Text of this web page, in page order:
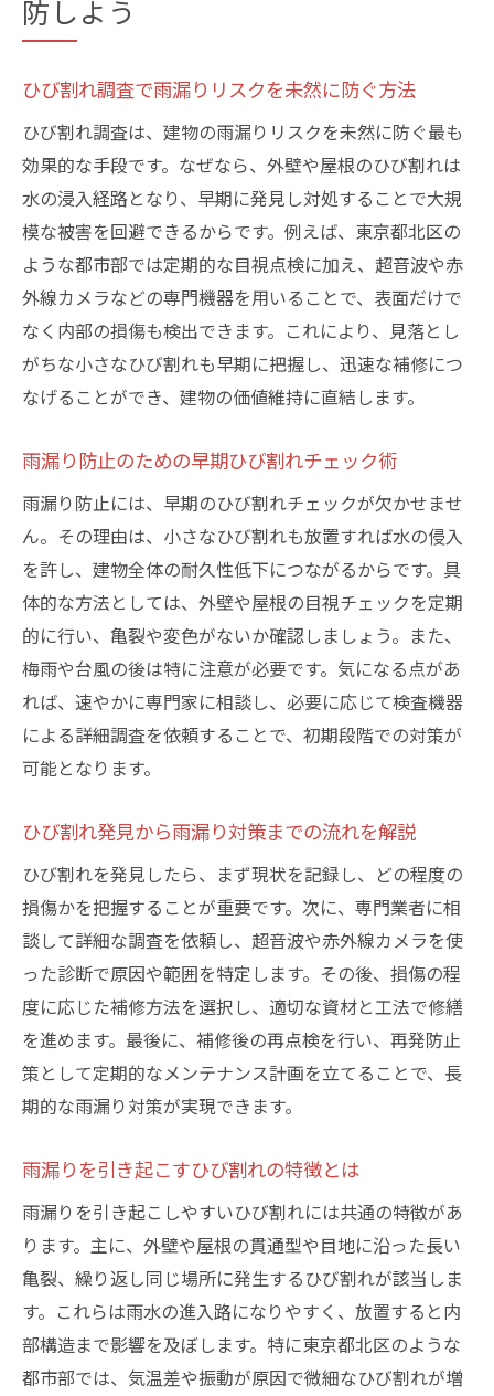
防しよう
ひび割れ調査で雨漏りリスクを未然に防ぐ方法
ひび割れ調査は、建物の雨漏りリスクを未然に防ぐ最も
効果的な手段です。なぜなら、外壁や屋根のひび割れは
水の浸入経路となり、早期に発見し対処することで大規
模な被害を回避できるからです。例えば、東京都北区の
ような都市部では定期的な目視点検に加え、超音波や赤
外線カメラなどの専門機器を用いることで、表面だけで
なく内部の損傷も検出できます。これにより、見落とし
がちな小さなひび割れも早期に把握し、迅速な補修につ
なげることができ、建物の価値維持に直結します。
雨漏り防止のための早期ひび割れチェック術
雨漏り防止には、早期のひび割れチェックが欠かせませ
ん。その理由は、小さなひび割れも放置すれば水の侵入
を許し、建物全体の耐久性低下につながるからです。具
体的な方法としては、外壁や屋根の目視チェックを定期
的に行い、亀裂や変色がないか確認しましょう。また、
梅雨や台風の後は特に注意が必要です。気になる点があ
れば、速やかに専門家に相談し、必要に応じて検査機器
による詳細調査を依頼することで、初期段階での対策が
可能となります。
ひび割れ発見から雨漏り対策までの流れを解説
ひび割れを発見したら、まず現状を記録し、どの程度の
損傷かを把握することが重要です。次に、専門業者に相
談して詳細な調査を依頼し、超音波や赤外線カメラを使
った診断で原因や範囲を特定します。その後、損傷の程
度に応じた補修方法を選択し、適切な資材と工法で修繕
を進めます。最後に、補修後の再点検を行い、再発防止
策として定期的なメンテナンス計画を立てることで、長
期的な雨漏り対策が実現できます。
雨漏りを引き起こすひび割れの特徴とは
雨漏りを引き起こしやすいひび割れには共通の特徴があ
ります。主に、外壁や屋根の貫通型や目地に沿った長い
亀裂、繰り返し同じ場所に発生するひび割れが該当しま
す。これらは雨水の進入路になりやすく、放置すると内
部構造まで影響を及ぼします。特に東京都北区のような
都市部では、気温差や振動が原因で微細なひび割れが増